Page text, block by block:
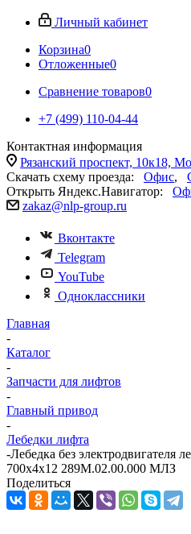
Личный кабинет
Корзина0
Отложенные0
Сравнение товаров0
+7 (499) 110-04-44
Контактная информация
Рязанский проспект, 10к18,
Скачать схему проезда: Офис,
Открыть Яндекс.Навигатор:
zakaz@nlp-group.ru
Вконтакте
Telegram
YouTube
Одноклассники
Главная
-
Каталог
-
Запчасти для лифтов
-
Главный привод
-
Лебедки лифта
-Лебедка без электродвигателя
700х4х12 289М.02.00.000 МЛЗ
Поделиться